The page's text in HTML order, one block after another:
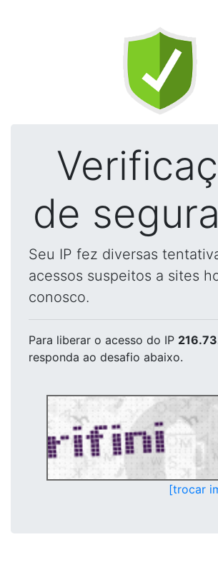
de
Seu IP fez diversas
acessos suspeitos a sites
conosco.
Para liberar o acesso do IP
responda ao desafio abaixo.
[trocar